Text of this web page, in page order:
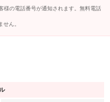
の電話番号が通知されます。無料電話
ん。